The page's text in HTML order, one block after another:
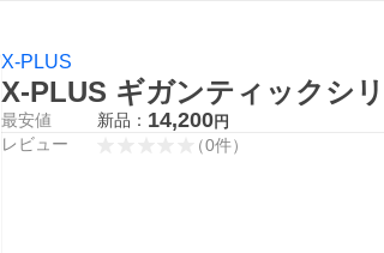
X-PLUS
X-PLUS ギガンティックシ
最安値 新品： 14,200円
レビュー （0件）